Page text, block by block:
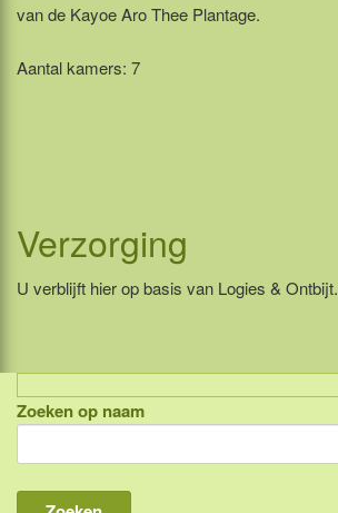
van de Kayoe Aro Thee Plantage.
Aantal kamers: 7
Verzorging
U verblijft hier op basis van Logies & Ontbijt.
Indonesië, eilandcombinaties
Bali
Lombok
Zoeken op naam